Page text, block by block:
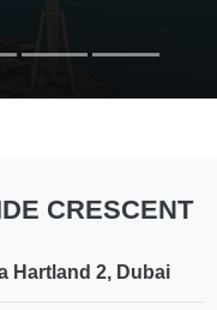
CRESCENT
Hartland 2, Dubai